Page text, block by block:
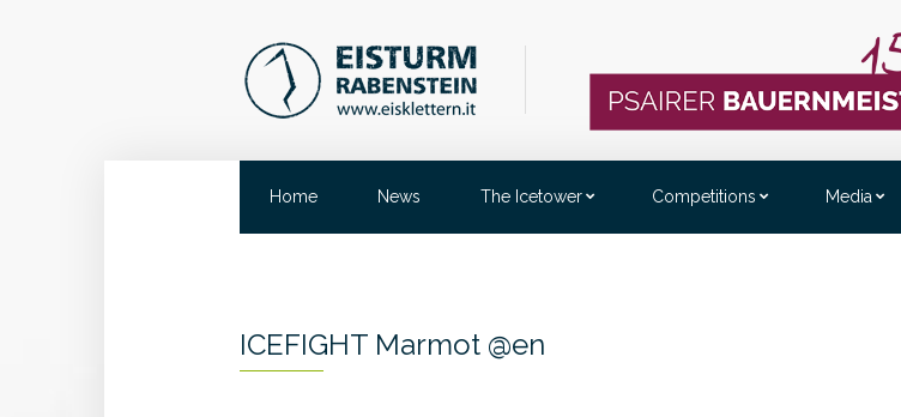
Home News The Icetower Competitions Media
ICEFIGHT Marmot @en